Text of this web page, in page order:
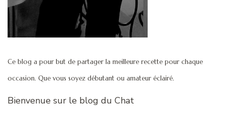
Ce blog a pour but de partager la meilleure recette pour chaque
occasion. Que vous soyez débutant ou amateur éclairé.
Bienvenue sur le blog du Chat